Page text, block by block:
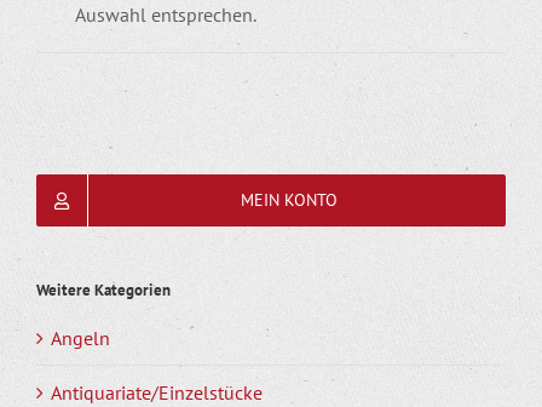
Auswahl entsprechen.
MEIN KONTO
Weitere Kategorien
Angeln
Antiquariate/Einzelstücke